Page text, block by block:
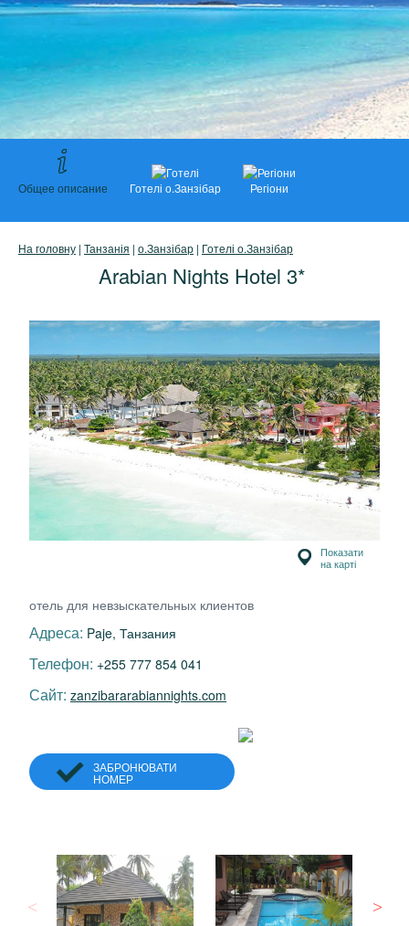
Общее описание Готелі о.Занзібар Регіони
На головну | Танзанія | о.Занзібар | Готелі о.Занзібар
Arabian Nights Hotel 3*
Показати
на карті
отель для невзыскательных клиентов
Адреса: Paje, Танзания
Телефон: +255 777 854 041
Сайт: zanzibararabiannights.com
ЗАБРОНЮВАТИ
НОМЕР